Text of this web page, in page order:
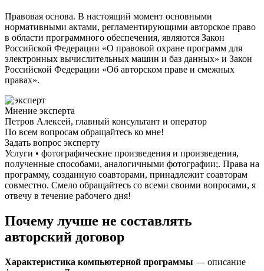
Правовая основа. В настоящий момент основными
нормативными актами, регламентирующими авторское право
в области программного обеспечения, являются Закон
Российской Федерации «О правовой охране программ для
электронных вычислительных машин и баз данных» и Закон
Российской Федерации «Об авторском праве и смежных
правах».
Мнение эксперта
Петров Алексей, главный консультант и оператор
По всем вопросам обращайтесь ко мне!
Задать вопрос эксперту
Услуги • фотографические произведения и произведения,
полученные способами, аналогичными фотографии;. Права на
программу, созданную соавторами, принадлежит соавторам
совместно. Смело обращайтесь со всеми своими вопросами, я
отвечу в течение рабочего дня!
Почему лучше не составлять
авторский договор
Характеристика компьютерной программы — описание